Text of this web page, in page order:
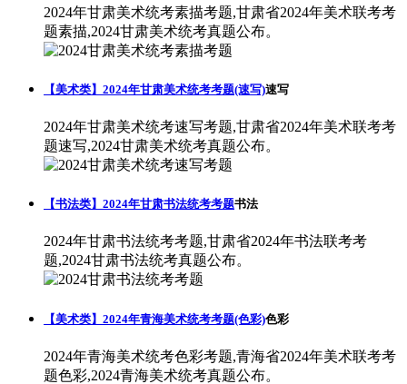
2024年甘肃美术统考素描考题,甘肃省2024年美术联考考
题素描,2024甘肃美术统考真题公布。
【美术类】2024年甘肃美术统考考题(速写)速写
2024年甘肃美术统考速写考题,甘肃省2024年美术联考考
题速写,2024甘肃美术统考真题公布。
【书法类】2024年甘肃书法统考考题书法
2024年甘肃书法统考考题,甘肃省2024年书法联考考
题,2024甘肃书法统考真题公布。
【美术类】2024年青海美术统考考题(色彩)色彩
2024年青海美术统考色彩考题,青海省2024年美术联考考
题色彩,2024青海美术统考真题公布。